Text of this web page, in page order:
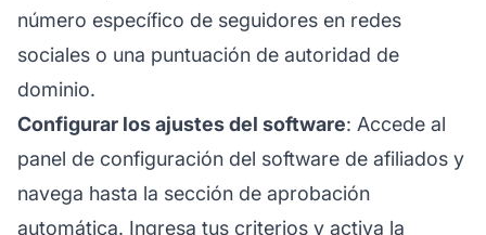
número específico de seguidores en redes
sociales o una puntuación de autoridad de
dominio.
Configurar los ajustes del software: Accede al
panel de configuración del software de afiliados y
navega hasta la sección de aprobación
automática. Ingresa tus criterios y activa la